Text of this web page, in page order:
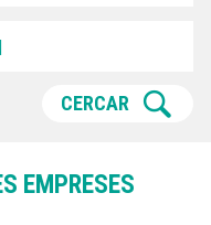
CERCAR
EMPRESES